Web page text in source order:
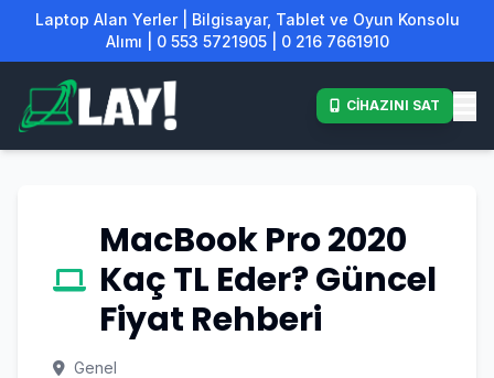
Laptop Alan Yerler | Bilgisayar, Tablet ve Oyun Konsolu
Alımı | 0 553 5721905 | 0 216 7661910
CİHAZINI SAT
MacBook Pro 2020
Kaç TL Eder? Güncel
Fiyat Rehberi
Genel